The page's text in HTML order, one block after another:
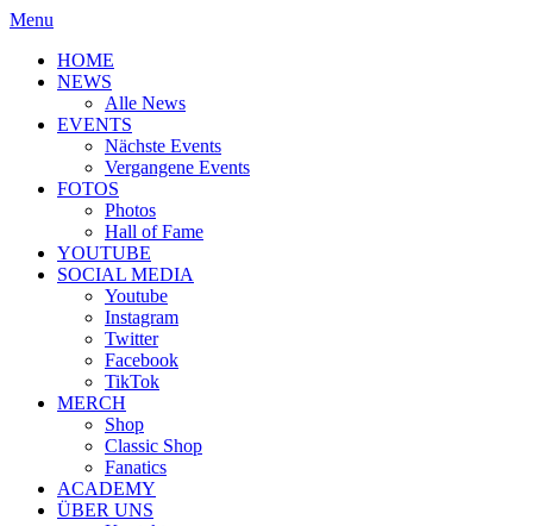
Menu
HOME
NEWS
Alle News
EVENTS
Nächste Events
Vergangene Events
FOTOS
Photos
Hall of Fame
YOUTUBE
SOCIAL MEDIA
Youtube
Instagram
Twitter
Facebook
TikTok
MERCH
Shop
Classic Shop
Fanatics
ACADEMY
ÜBER UNS